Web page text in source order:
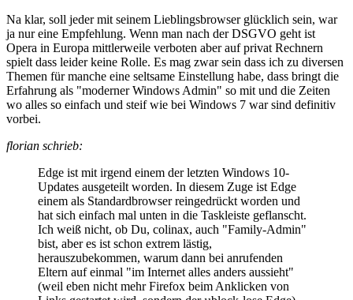
Na klar, soll jeder mit seinem Lieblingsbrowser glücklich sein, war
ja nur eine Empfehlung. Wenn man nach der DSGVO geht ist
Opera in Europa mittlerweile verboten aber auf privat Rechnern
spielt dass leider keine Rolle. Es mag zwar sein dass ich zu diversen
Themen für manche eine seltsame Einstellung habe, dass bringt die
Erfahrung als "moderner Windows Admin" so mit und die Zeiten
wo alles so einfach und steif wie bei Windows 7 war sind definitiv
vorbei.
florian schrieb:
Edge ist mit irgend einem der letzten Windows 10-
Updates ausgeteilt worden. In diesem Zuge ist Edge
einem als Standardbrowser reingedrückt worden und
hat sich einfach mal unten in die Taskleiste geflanscht.
Ich weiß nicht, ob Du, colinax, auch "Family-Admin"
bist, aber es ist schon extrem lästig,
herauszubekommen, warum dann bei anrufenden
Eltern auf einmal "im Internet alles anders aussieht"
(weil eben nicht mehr Firefox beim Anklicken von